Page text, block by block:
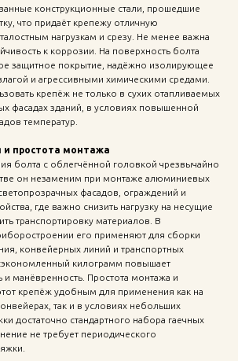
конструкционные стали, прошедшие
что придаёт крепежу отличную
нагрузкам и срезу. Не менее важна
к коррозии. На поверхность болта
защитное покрытие, надёжно изолирующее
и агрессивными химическими средами.
крепёж не только в сухих отапливаемых
фасадах зданий, в условиях повышенной
температур.
простота монтажа
болта с облегчённой головкой чрезвычайно
он незаменим при монтаже алюминиевых
фасадов, ограждений и
где важно снизить нагрузку на несущие
транспортировку материалов. В
его применяют для сборки
конвейерных линий и транспортных
килограмм повышает
и манёвренность. Простота монтажа и
крепёж удобным для применения как на
так и в условиях небольших
достаточно стандартного набора гаечных
не требует периодического